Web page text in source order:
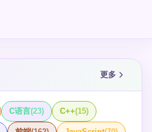
更多
C语言(23) C++(15)